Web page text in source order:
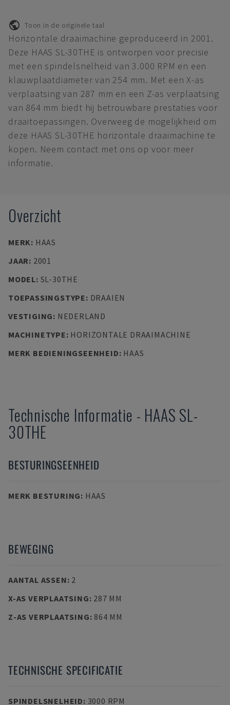
Toon in de originele taal
Horizontale draaimachine geproduceerd in 2001.
Deze HAAS SL-30THE is ontworpen voor precisie
met een spindelsnelheid van 3.000 RPM en een
klauwplaatdiameter van 254 mm. Met een X-as
verplaatsing van 287 mm en een Z-as verplaatsing
van 864 mm biedt hij betrouwbare prestaties voor
draaitoepassingen. Overweeg de mogelijkheid om
deze HAAS SL-30THE horizontale draaimachine te
kopen. Neem contact met ons op voor meer
informatie.
Overzicht
MERK: HAAS
JAAR: 2001
MODEL: SL-30THE
TOEPASSINGSTYPE: DRAAIEN
VESTIGING: NEDERLAND
MACHINETYPE: HORIZONTALE DRAAIMACHINE
MERK BEDIENINGSEENHEID: HAAS
Technische Informatie - HAAS SL-
30THE
BESTURINGSEENHEID
MERK BESTURING: HAAS
BEWEGING
AANTAL ASSEN: 2
X-AS VERPLAATSING: 287 MM
Z-AS VERPLAATSING: 864 MM
TECHNISCHE SPECIFICATIE
SPINDELSNELHEID: 3000 RPM